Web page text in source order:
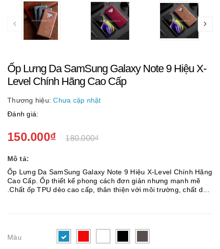
Ốp Lưng Da SamSung Galaxy Note 9 Hiệu X-
Level Chính Hãng Cao Cấp
Thương hiệu: Chưa cập nhật
Đánh giá:
150.000₫ 180.000₫
Mô tả:
Ốp Lưng Da SamSung Galaxy Note 9 Hiệu X-Level Chính Hãng
Cao Cấp. Ốp thiết kế phong cách đơn giản nhưng mạnh mẽ
.Chất ốp TPU dẻo cao cấp, thân thiện với môi trường, chất da
Màu